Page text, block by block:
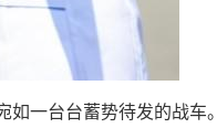
一台台蓄势待发的战车。